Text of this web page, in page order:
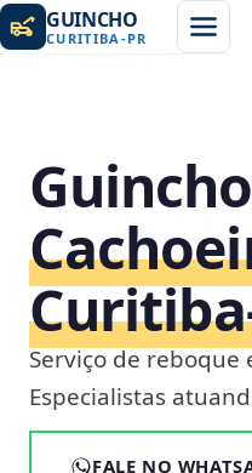
GUINCHO
CURITIBA -PR
Serviço de reboque
Especialistas
FALE NO